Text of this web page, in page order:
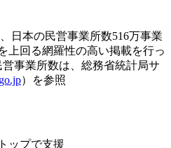
日本の民営事業所数516万事業
上回る網羅性の高い掲載を行っ
事業所数は、総務省統計局サ
）を参照
ップで支援